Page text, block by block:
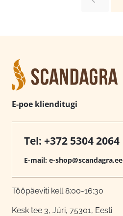
E-poe klienditugi
Tel: +372 5304 2064
E-mail: e-shop@scandagra.ee
Tööpäeviti kell 8:00-16:30
Kesk tee 3, Jüri, 75301, Eesti